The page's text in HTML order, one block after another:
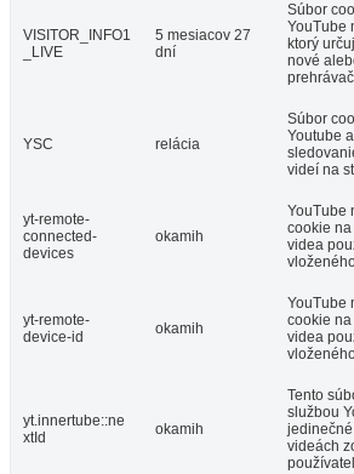
VISITOR_INFO1
_LIVE
5 mesiacov 27
dní
Súbor
YouTube
ktorý
nové
YSC relácia
Súbor
Youtube
videí na
yt-remote-
connected-
devices
okamih
YouTube
cookie
videa
yt-remote-
device-id
okamih
YouTube
cookie
videa
yt.innertube::ne
xtId
okamih
Tento
službou
videách